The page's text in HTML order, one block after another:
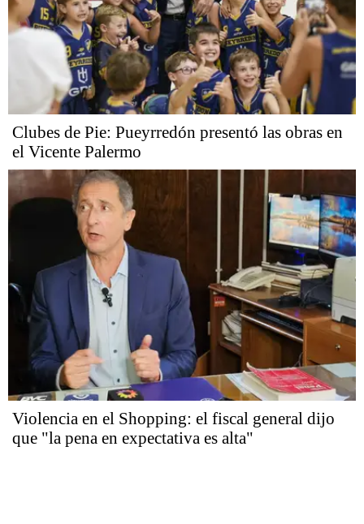
Clubes de Pie: Pueyrredón presentó las obras en
el Vicente Palermo
Violencia en el Shopping: el fiscal general dijo
que "la pena en expectativa es alta"